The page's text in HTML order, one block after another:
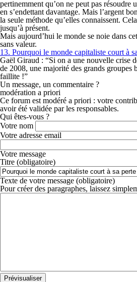
pertinemment qu’on ne peut pas résoudre
en s’endettant davantage. Mais l’argent
la seule méthode qu’elles connaissent.
jusqu’à présent.
Mais aujourd’hui le monde se noie dans
sans valeur.
13. Pourquoi le monde capitaliste court à
Gaël Giraud : “Si on a une nouvelle crise
de 2008, une majorité des grands groupes
faillite !”
Un message, un commentaire ?
modération a priori
Ce forum est modéré a priori : votre
avoir été validée par les responsables.
Qui êtes-vous ?
Votre nom
Votre adresse email
Votre message
Titre (obligatoire)
Texte de votre message (obligatoire)
Pour créer des paragraphes, laissez